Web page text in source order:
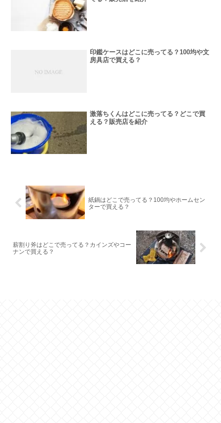
印鑑ケースはどこに売ってる？100均や文
房具店で買える？
激落ちくんはどこに売ってる？どこで買
える？販売店を紹介
紙鍋はどこで売ってる？100均やホームセン
ターで買える？
薪割り斧はどこで売ってる？カインズやコー
ナンで買える？